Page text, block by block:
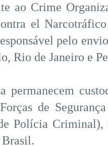
ao Crime
el
pelo
Rio de Janeiro e
permanecem
de
Polícia
Brasil.